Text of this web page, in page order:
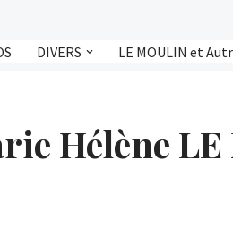
DIVERS LE MOULIN et
Hélène LE